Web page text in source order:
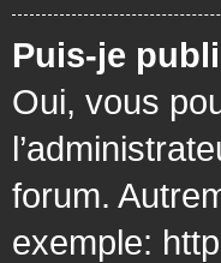
Puis-je
Oui, vous
forum.
exemple: